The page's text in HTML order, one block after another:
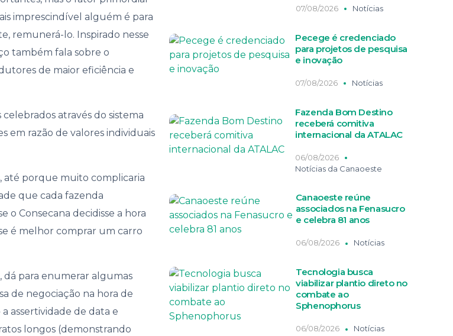
imprescindível alguém é para
remunerá-lo. Inspirado nesse
também fala sobre o
de maior eficiência e
através do sistema
em razão de valores individuais
até porque muito complicaria
que cada fazenda
o Consecana decidisse a hora
é melhor comprar um carro
dá para enumerar algumas
de negociação na hora de
assertividade de data e
longos (demonstrando
07/08/2026 Notícias
Pecege é credenciado
para projetos de pesquisa
e inovação
07/08/2026 Notícias
Fazenda Bom Destino
receberá comitiva
internacional da ATALAC
06/08/2026
Notícias da Canaoeste
Canaoeste reúne
associados na Fenasucro
e celebra 81 anos
06/08/2026 Notícias
Tecnologia busca
viabilizar plantio direto no
combate ao
Sphenophorus
06/08/2026 Notícias